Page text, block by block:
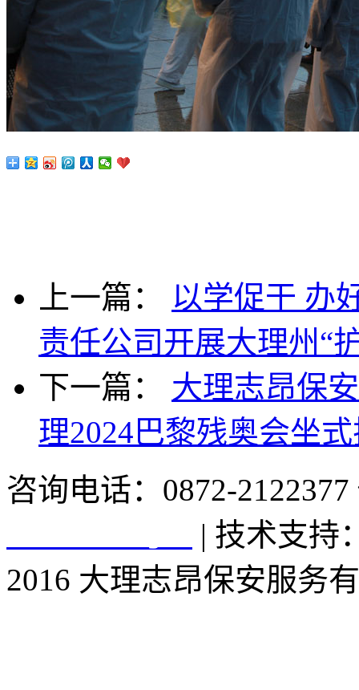
上一篇： 以学促干 办
责任公司开展大理州“
下一篇： 大理志昂保
理2024巴黎残奥会坐
咨询电话：0872-
| 技术支持
2016 大理志昂保安服务